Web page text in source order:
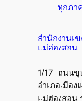
ทุกภา
สำนักงานเ
แม่ฮ่องสอน
1/17 ถนนขุ
อำเภอเมือ
แม่ฮ่องสอน